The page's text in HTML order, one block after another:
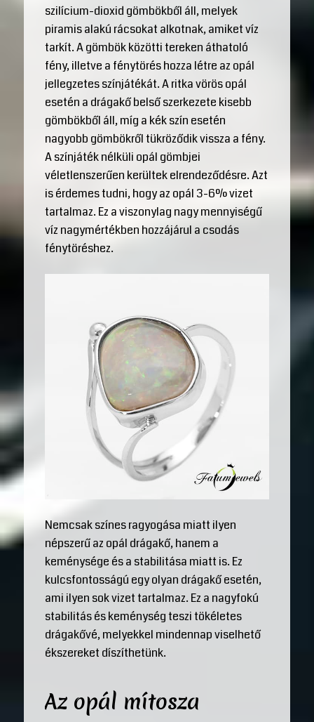
szilícium-dioxid gömbökből áll, melyek
piramis alakú rácsokat alkotnak, amiket víz
tarkít. A gömbök közötti tereken áthatoló
fény, illetve a fénytörés hozza létre az opál
jellegzetes színjátékát. A ritka vörös opál
esetén a drágakő belső szerkezete kisebb
gömbökből áll, míg a kék szín esetén
nagyobb gömbökről tükröződik vissza a fény.
A színjáték nélküli opál gömbjei
véletlenszerűen kerültek elrendeződésre. Azt
is érdemes tudni, hogy az opál 3-6% vizet
tartalmaz. Ez a viszonylag nagy mennyiségű
víz nagymértékben hozzájárul a csodás
fénytöréshez.
Nemcsak színes ragyogása miatt ilyen
népszerű az opál drágakő, hanem a
keménysége és a stabilitása miatt is. Ez
kulcsfontosságú egy olyan drágakő esetén,
ami ilyen sok vizet tartalmaz. Ez a nagyfokú
stabilitás és keménység teszi tökéletes
drágakővé, melyekkel mindennap viselhető
ékszereket díszíthetünk.
Az opál mítosza